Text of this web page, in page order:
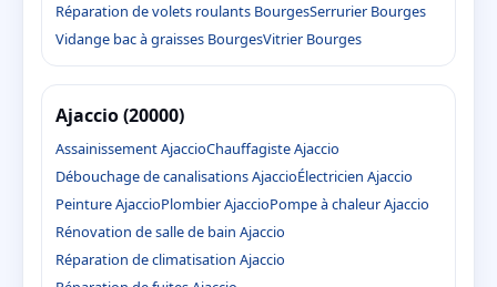
Réparation de volets roulants BourgesSerrurier Bourges
Vidange bac à graisses BourgesVitrier Bourges
Ajaccio (20000)
Assainissement AjaccioChauffagiste Ajaccio
Débouchage de canalisations AjaccioÉlectricien Ajaccio
Peinture AjaccioPlombier AjaccioPompe à chaleur Ajaccio
Rénovation de salle de bain Ajaccio
Réparation de climatisation Ajaccio